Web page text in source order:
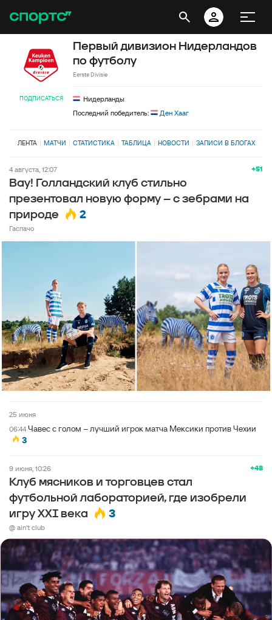
ПОДПИСАТЬСЯ
Первый дивизион Нидерландов
по футболу
Eerste Divisie
Нидерланды
Последний победитель:
Ден Хааг
ЛЕНТА МАТЧИ СТАТИСТИКА ТАБЛИЦА НОВОСТИ ЗАПИСИ В БЛОГАХ
+51
4 августа, 12:07
Вау! Голландский клуб стильно
презентовал новую форму – с зебрами на
природе
2
Гаспачо
25 июня
06:44 Чавес с голом – лучший игрок матча Мексики против Чехии
3
+48
9 июня, 10:26
Клуб мясников и торговцев стал
футбольной лабораторией, где изобрели
игру XXI века
3
@ ain't club